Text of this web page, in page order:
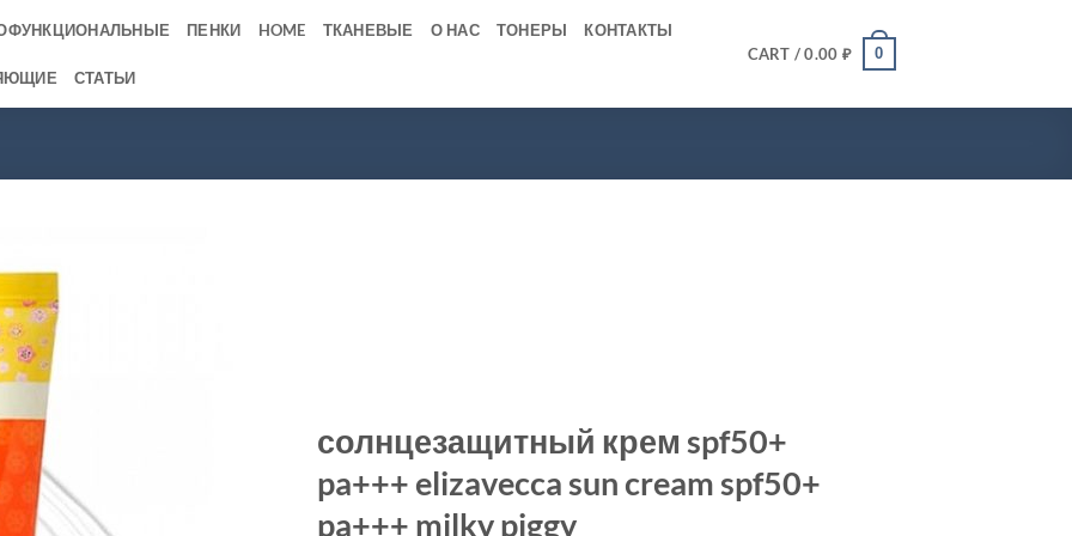
ПЕНКИ HOME ТКАНЕВЫЕ О НАС ТОНЕРЫ КОНТАКТЫ
СТАТЬИ
CART /0.00 ₽ 0
солнцезащитный крем spf50+
pa+++ elizavecca sun cream spf50+
pa+++ milky piggy